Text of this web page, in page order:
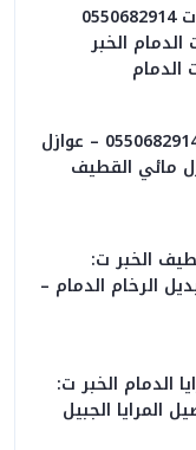
ديكور شاشات الشرقيه ت 0550682914
الخبر
عزل اسطح الخبر جوال: 0550682914 – عوازل
مائي القطيف
الخبر ت:
بديل الرخام الدمام –
الدمام الخبر ت: